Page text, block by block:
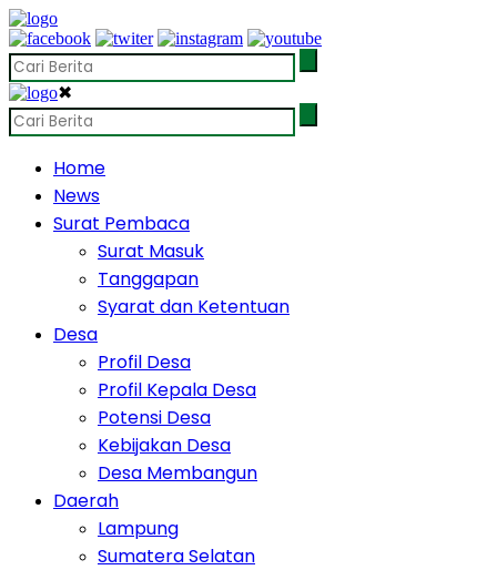
✖
Home
News
Surat Pembaca
Surat Masuk
Tanggapan
Syarat dan Ketentuan
Desa
Profil Desa
Profil Kepala Desa
Potensi Desa
Kebijakan Desa
Desa Membangun
Daerah
Lampung
Sumatera Selatan